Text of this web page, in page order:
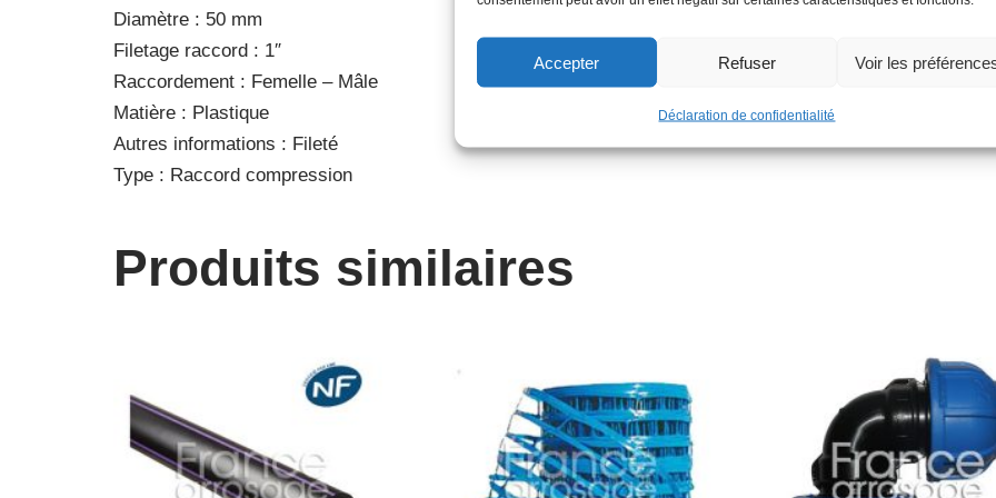
Accepter Refuser Voir les
Déclaration de confidentialité
Diamètre : 50 mm
Filetage raccord : 1″
Raccordement : Femelle – Mâle
Matière : Plastique
Autres informations : Fileté
Type : Raccord compression
Produits similaires